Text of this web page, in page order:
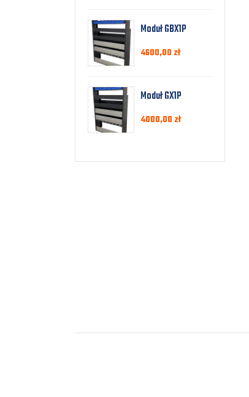
Moduł GBX1P
4600,00 zł
Moduł GX1P
4000,00 zł